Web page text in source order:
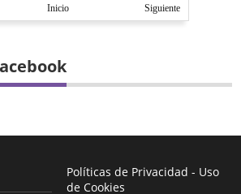
Siguiente
Inicio
Políticas de Privacidad - Uso
de Cookies